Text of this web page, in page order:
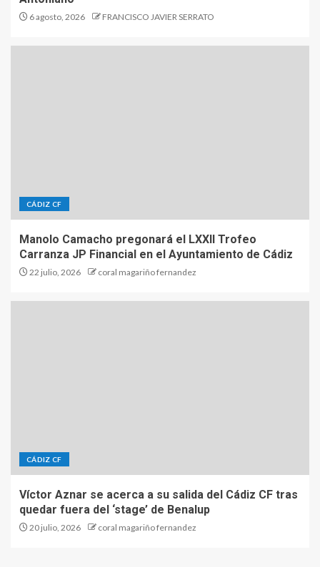
6 agosto, 2026 FRANCISCO JAVIER SERRATO
CÁDIZ CF
Manolo Camacho pregonará el LXXII Trofeo
Carranza JP Financial en el Ayuntamiento de Cádiz
22 julio, 2026 coral magariño fernandez
CÁDIZ CF
Víctor Aznar se acerca a su salida del Cádiz CF tras
quedar fuera del ‘stage’ de Benalup
20 julio, 2026 coral magariño fernandez